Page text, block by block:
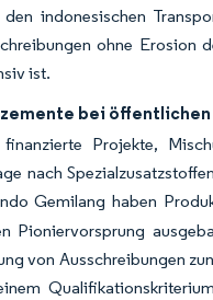
indonesischen
ohne Erosion
ist.
bei
Projekte,
nach
Gemilang haben
Pioniervorsprung
von Ausschreibungen